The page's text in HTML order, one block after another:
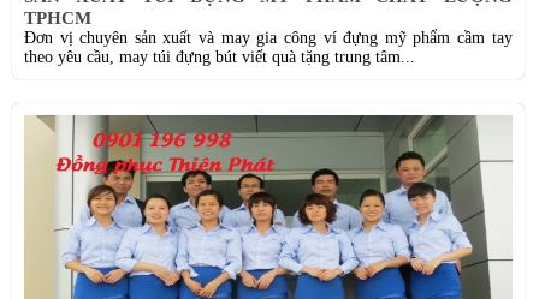
TPHCM
Đơn vị chuyên sản xuất và may gia công ví đựng mỹ phẩm cầm tay
theo yêu cầu, may túi đựng bút viết quà tặng trung tâm...